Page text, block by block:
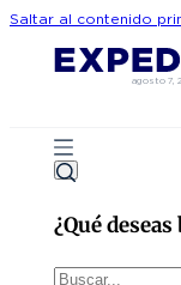
Saltar al contenido
agosto 7,
¿Qué deseas
Buscar